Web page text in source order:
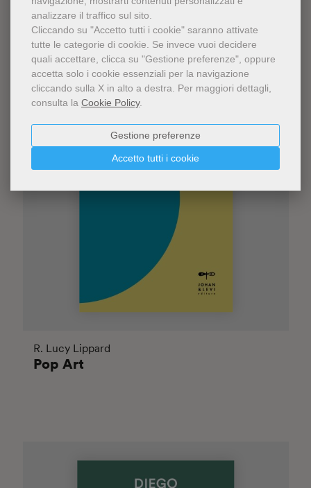
analizzare il traffico sul sito.
Cliccando su "Accetto tutti i cookie" saranno attivate
tutte le categorie di cookie. Se invece vuoi decidere
quali accettare, clicca su "Gestione preferenze", oppure
accetta solo i cookie essenziali per la navigazione
cliccando sulla X in alto a destra. Per maggiori dettagli,
consulta la Cookie Policy.
Accetto tutti i cookie
Gestione preferenze
Pop Art
R. Lucy Lippard